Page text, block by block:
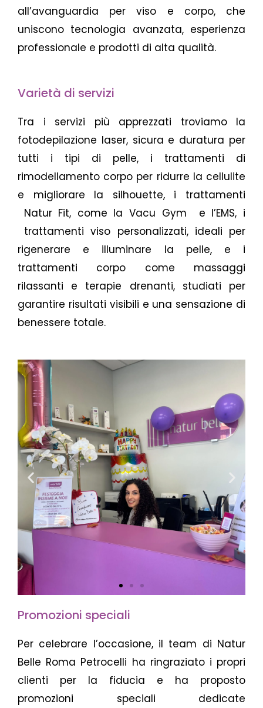
all’avanguardia per viso e corpo, che
uniscono tecnologia avanzata, esperienza
professionale e prodotti di alta qualità.
Varietà di servizi
Tra i servizi più apprezzati troviamo la
fotodepilazione laser, sicura e duratura per
tutti i tipi di pelle, i trattamenti di
rimodellamento corpo per ridurre la cellulite
e migliorare la silhouette, i trattamenti
Natur Fit, come la Vacu Gym e l’EMS, i
trattamenti viso personalizzati, ideali per
rigenerare e illuminare la pelle, e i
trattamenti corpo come massaggi
rilassanti e terapie drenanti, studiati per
garantire risultati visibili e una sensazione di
benessere totale.
P
e
v
i
o
u
s
N
e
x
t
Promozioni speciali
Per celebrare l’occasione, il team di Natur
Belle Roma Petrocelli ha ringraziato i propri
clienti per la fiducia e ha proposto
promozioni speciali dedicate